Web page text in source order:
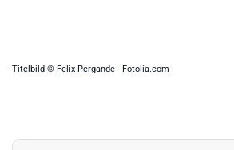
Titelbild © Felix Pergande - Fotolia.com